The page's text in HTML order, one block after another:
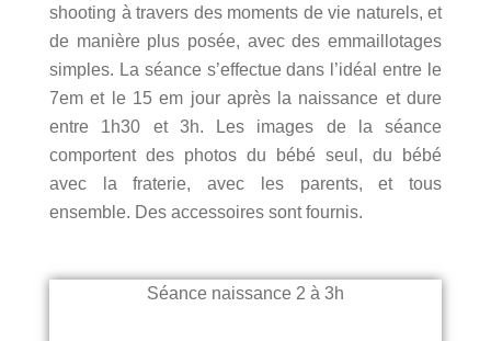
shooting à travers des moments de vie naturels, et
de manière plus posée, avec des emmaillotages
simples. La séance s’effectue dans l’idéal entre le
7em et le 15 em jour après la naissance et dure
entre 1h30 et 3h. Les images de la séance
comportent des photos du bébé seul, du bébé
avec la fraterie, avec les parents, et tous
ensemble. Des accessoires sont fournis.
Séance naissance 2 à 3h